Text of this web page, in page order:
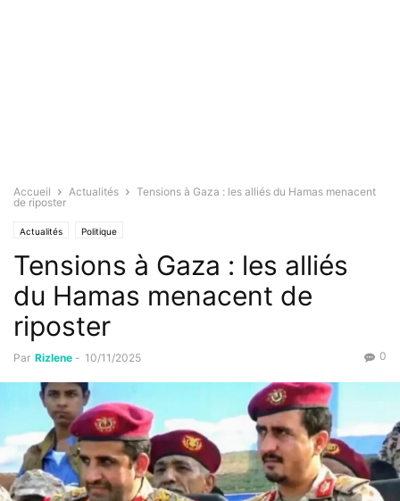
Accueil Actualités
Tensions à Gaza : les alliés du Hamas menacent
de riposter
Actualités Politique
Tensions à Gaza : les alliés
du Hamas menacent de
riposter
Par Rizlene - 10/11/2025 0